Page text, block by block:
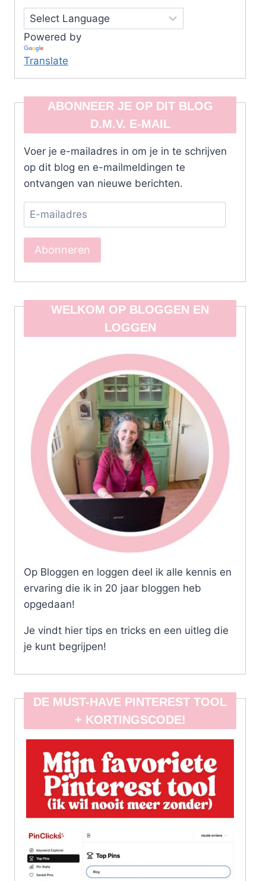
Powered by
Translate
ABONNEER JE OP DIT BLOG
D.M.V. E-MAIL
Voer je e-mailadres in om je in te schrijven
op dit blog en e-mailmeldingen te
ontvangen van nieuwe berichten.
E-
mailadres
Abonneren
WELKOM OP BLOGGEN EN
LOGGEN
Op Bloggen en loggen deel ik alle kennis en
ervaring die ik in 20 jaar bloggen heb
opgedaan!
Je vindt hier tips en tricks en een uitleg die
je kunt begrijpen!
DE MUST-HAVE PINTEREST TOOL
+ KORTINGSCODE!